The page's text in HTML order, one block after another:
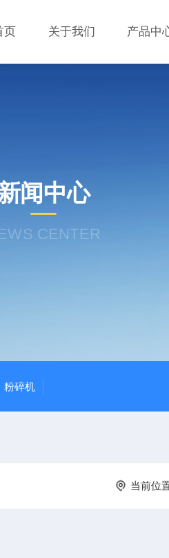
页 关于我们 产品中
闻中心
CENTER
粉碎机
当前位